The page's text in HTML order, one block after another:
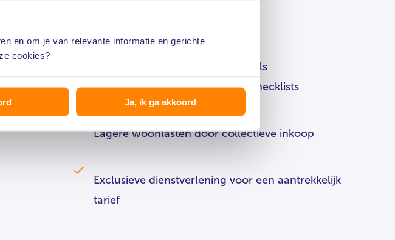
en om je van relevante informatie en gerichte
cookies?
Ja, ik ga akkoord
Toegang tot extra informatie zoals
voorbeeldbrieven, e-books en checklists
Lagere woonlasten door collectieve inkoop
Exclusieve dienstverlening voor een aantrekkelijk
tarief